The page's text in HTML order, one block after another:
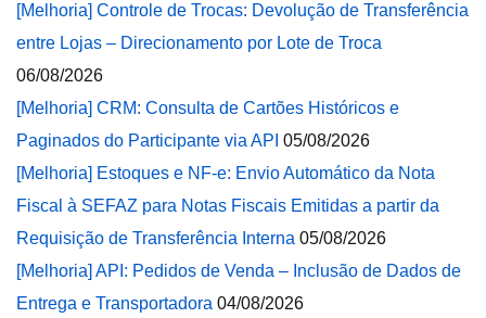
[Melhoria] Controle de Trocas: Devolução de Transferência
entre Lojas – Direcionamento por Lote de Troca
06/08/2026
[Melhoria] CRM: Consulta de Cartões Históricos e
Paginados do Participante via API 05/08/2026
[Melhoria] Estoques e NF-e: Envio Automático da Nota
Fiscal à SEFAZ para Notas Fiscais Emitidas a partir da
Requisição de Transferência Interna 05/08/2026
[Melhoria] API: Pedidos de Venda – Inclusão de Dados de
Entrega e Transportadora 04/08/2026